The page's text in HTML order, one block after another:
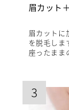
眉カット
眉カットに
を脱毛しま
座ったまま
3